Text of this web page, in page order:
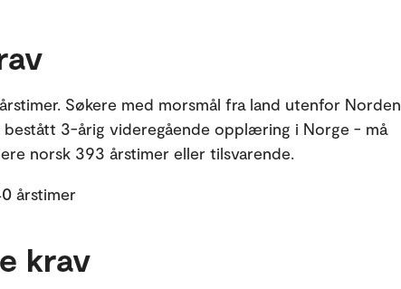
årstimer. Søkere med morsmål fra land utenfor
3-årig videregående opplæring i Norge - må
norsk 393 årstimer eller tilsvarende.
årstimer
krav